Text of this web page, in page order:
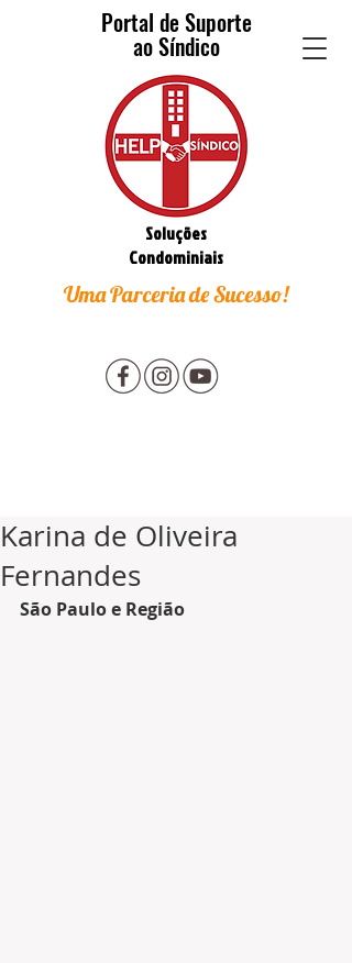
Portal de Suporte
ao Síndico
Soluções
Condominiais
Uma Parceria de Sucesso!
Karina de Oliveira
Fernandes
São Paulo e Região